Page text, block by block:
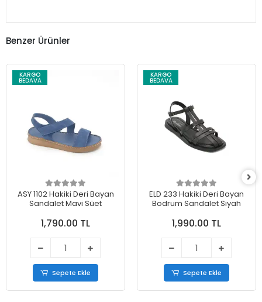
Benzer Ürünler
KARGO
BEDAVA
ASY 1102 Hakiki Deri Bayan
Sandalet Mavi Süet
1,790.00 TL
Sepete Ekle
KARGO
BEDAVA
ELD 233 Hakiki Deri Bayan
Bodrum Sandalet Siyah
1,990.00 TL
Sepete Ekle